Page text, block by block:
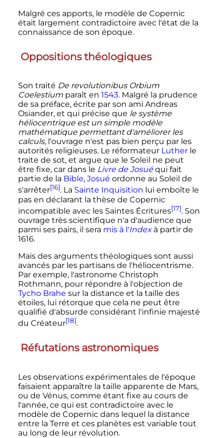
Malgré ces apports, le modèle de Copernic
était largement contradictoire avec l'état de la
connaissance de son époque.
Oppositions théologiques
Son traité De revolutionibus Orbium
Coelestiumparaît en 1543. Malgré la prudence
de sa préface, écrite par son ami Andreas
Osiander, et qui précise que le système
héliocentrique est un simple modèle
mathématique permettant d'améliorer les
calculs, l'ouvrage n'est pas bien perçu par les
autorités religieuses. Le réformateur Lutherle
traite de sot, et argue que le Soleil ne peut
être fixe, car dans le Livre de Josuéqui fait
partie de la Bible, Josué ordonne au Soleil de
s'arrêter[16]. La Sainte Inquisition lui emboîte le
pas en déclarant la thèse de Copernic
incompatible avec les Saintes Écritures[17]. Son
ouvrage très scientifique n'a d'audience que
parmi ses pairs, il sera mis à l'Indexà partir de
1616.
Mais des arguments théologiques sont aussi
avancés par les partisans de l'héliocentrisme.
Par exemple, l'astronome Christoph
Rothmann, pour répondre à l'objection de
Tycho Brahe sur la distance et la taille des
étoiles, lui rétorque que cela ne peut être
qualifié d'absurde considérant l'infinie majesté
du Créateur[18].
Réfutations astronomiques
Les observations expérimentales de l'époque
faisaient apparaître la taille apparente de Mars,
ou de Vénus, comme étant fixe au cours de
l'année, ce qui est contradictoire avec le
modèle de Copernic dans lequel la distance
entre la Terre et ces planètes est variable tout
au long de leur révolution.